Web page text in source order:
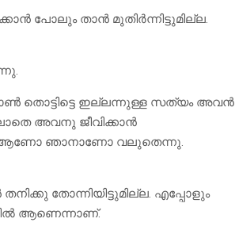
പോലും താൻ മുതിർന്നിട്ടുമില്ല.
തൊട്ടിട്ടെ ഇല്ലന്നുള്ള സത്യം അവൻ
അവനു ജീവിക്കാൻ
ആണോ ഞാനാണോ വലുതെന്നു.
തോന്നിയിട്ടുമില്ല. എപ്പോളും
ആണെന്നാണ്.